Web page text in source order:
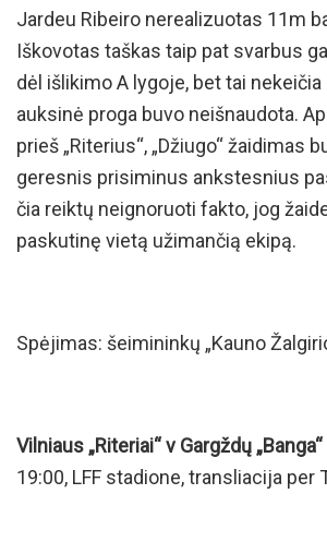
Jardeu Ribeiro nerealizuotas 11m
Iškovotas taškas taip pat svarbus
dėl išlikimo A lygoje, bet tai
auksinė proga buvo neišnaudota.
prieš „Riterius“, „Džiugo“ žaidimas
geresnis prisiminus ankstesnius
čia reiktų neignoruoti fakto, jog
paskutinę vietą užimančią ekipą.
Spėjimas: šeimininkų „Kauno
Vilniaus „Riteriai“ v Gargždų „Banga“
19:00, LFF stadione, transliacija per